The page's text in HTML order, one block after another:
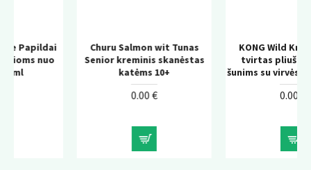
Churu Salmon wit Tunas
Senior kreminis skanėstas
KONG Wild Knots Bear –
tvirtas pliušinis žaislas
šunims su virvės konstrukcija